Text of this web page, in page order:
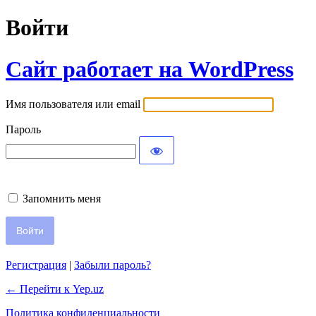
Войти
Сайт работает на WordPress
Имя пользователя или email
Пароль
Запомнить меня
Регистрация | Забыли пароль?
← Перейти к Yep.uz
Политика конфиденциальности